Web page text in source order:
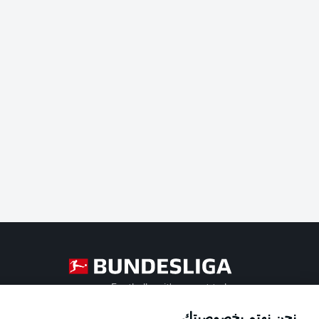
Football as it's meant to be